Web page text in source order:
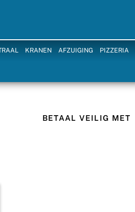
KRANEN AFZUIGING PIZZERIA
BETAAL VEILIG MET